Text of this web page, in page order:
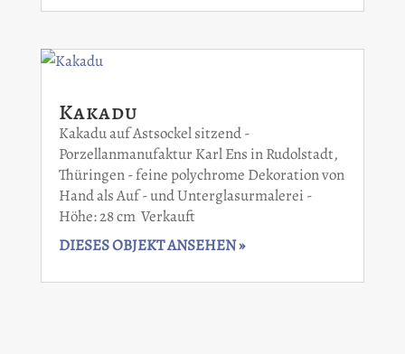
Kakadu
Kakadu auf Astsockel sitzend -
Porzellanmanufaktur Karl Ens in Rudolstadt,
Thüringen - feine polychrome Dekoration von
Hand als Auf - und Unterglasurmalerei -
Höhe: 28 cm Verkauft
DIESES OBJEKT ANSEHEN »